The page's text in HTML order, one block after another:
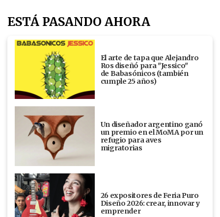
ESTÁ PASANDO AHORA
El arte de tapa que Alejandro
Ros diseñó para "Jessico"
de Babasónicos (también
cumple 25 años)
Un diseñador argentino ganó
un premio en el MoMA por un
refugio para aves
migratorias
26 expositores de Feria Puro
Diseño 2026: crear, innovar y
emprender